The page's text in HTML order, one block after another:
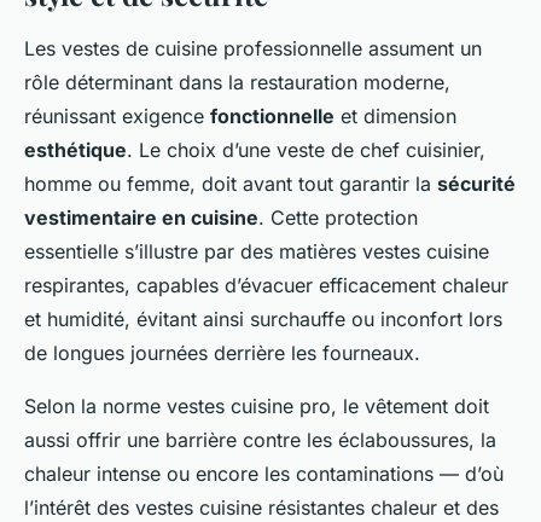
Les vestes de cuisine professionnelle assument un
rôle déterminant dans la restauration moderne,
réunissant exigence fonctionnelle et dimension
esthétique. Le choix d’une veste de chef cuisinier,
homme ou femme, doit avant tout garantir la sécurité
vestimentaire en cuisine. Cette protection
essentielle s’illustre par des matières vestes cuisine
respirantes, capables d’évacuer efficacement chaleur
et humidité, évitant ainsi surchauffe ou inconfort lors
de longues journées derrière les fourneaux.
Selon la norme vestes cuisine pro, le vêtement doit
aussi offrir une barrière contre les éclaboussures, la
chaleur intense ou encore les contaminations — d’où
l’intérêt des vestes cuisine résistantes chaleur et des